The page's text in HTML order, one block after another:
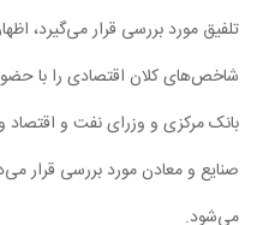
تلفیق مورد بررسی قرار می‌گیرد،
شاخص‌های کلان اقتصادی را با
بانک مرکزی و وزرای نفت و اقتصاد و
صنایع و معادن مورد بررسی قرار
می‌شود.